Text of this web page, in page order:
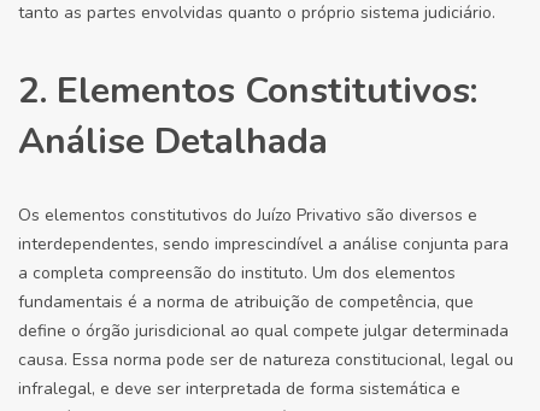
tanto as partes envolvidas quanto o próprio sistema judiciário.
2. Elementos Constitutivos:
Análise Detalhada
Os elementos constitutivos do Juízo Privativo são diversos e
interdependentes, sendo imprescindível a análise conjunta para
a completa compreensão do instituto. Um dos elementos
fundamentais é a norma de atribuição de competência, que
define o órgão jurisdicional ao qual compete julgar determinada
causa. Essa norma pode ser de natureza constitucional, legal ou
infralegal, e deve ser interpretada de forma sistemática e